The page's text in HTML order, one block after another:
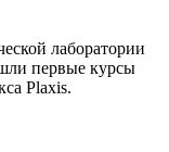
лаборатории
первые курсы
Plaxis.